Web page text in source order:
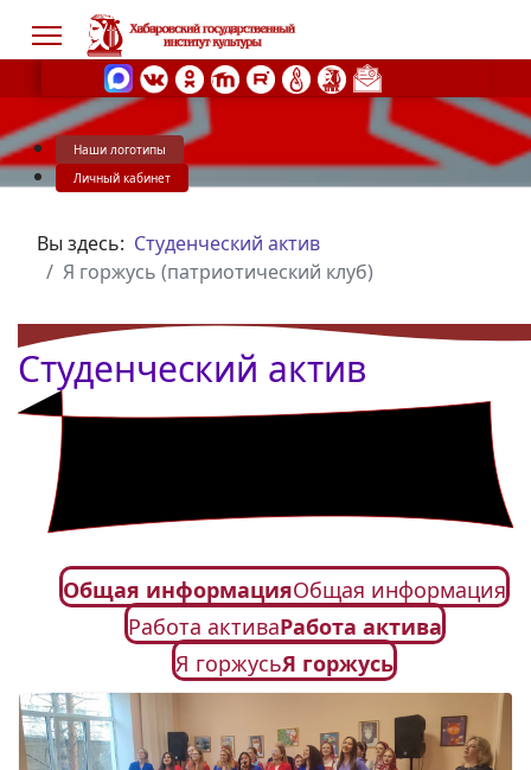
Наши логотипы
Личный кабинет
Вы здесь: Студенческий актив
Я горжусь (патриотический клуб)
Студенческий актив
Общая информацияОбщая информация
Работа активаРабота актива
Я горжусьЯ горжусь